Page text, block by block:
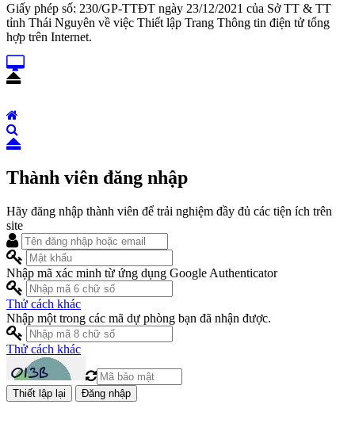
Giấy phép số: 230/GP-TTĐT ngày 23/12/2021 của Sở TT & TT
tỉnh Thái Nguyên về việc Thiết lập Trang Thông tin điện tử tổng
hợp trên Internet.
Thành viên đăng nhập
Hãy đăng nhập thành viên để trải nghiệm đầy đủ các tiện ích trên
site
Nhập mã xác minh từ ứng dụng Google Authenticator
Thử cách khác
Nhập một trong các mã dự phòng bạn đã nhận được.
Thử cách khác
Đăng nhập